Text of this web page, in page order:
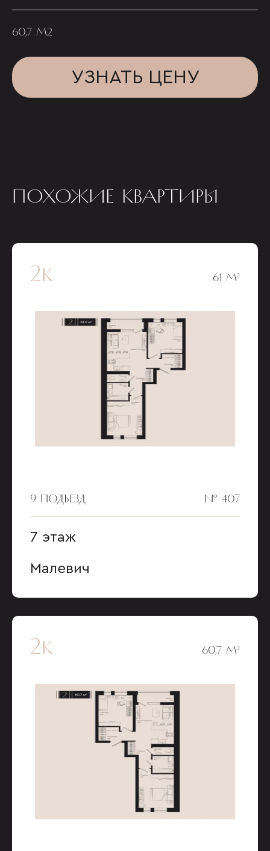
60,7 М2
УЗНАТЬ ЦЕНУ
ПОХОЖИЕ КВАРТИРЫ
2к 61 М²
9 ПОДЪЕЗД № 407
7 этаж
Малевич
2к 60,7 М²